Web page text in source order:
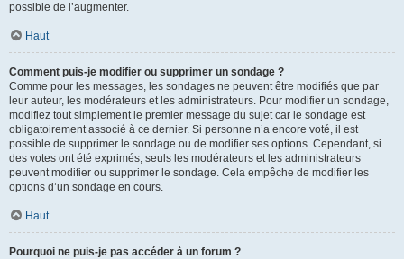
possible de l’augmenter.
Haut
Comment puis-je modifier ou supprimer un sondage ?
Comme pour les messages, les sondages ne peuvent être modifiés que par
leur auteur, les modérateurs et les administrateurs. Pour modifier un sondage,
modifiez tout simplement le premier message du sujet car le sondage est
obligatoirement associé à ce dernier. Si personne n’a encore voté, il est
possible de supprimer le sondage ou de modifier ses options. Cependant, si
des votes ont été exprimés, seuls les modérateurs et les administrateurs
peuvent modifier ou supprimer le sondage. Cela empêche de modifier les
options d’un sondage en cours.
Haut
Pourquoi ne puis-je pas accéder à un forum ?